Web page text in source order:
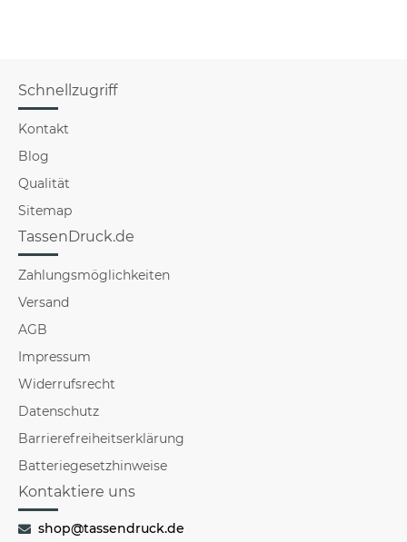
Schnellzugriff
Kontakt
Blog
Qualität
Sitemap
TassenDruck.de
Zahlungsmöglichkeiten
Versand
AGB
Impressum
Widerrufsrecht
Datenschutz
Barrierefreiheitserklärung
Batteriegesetzhinweise
Kontaktiere uns
shop@tassendruck.de